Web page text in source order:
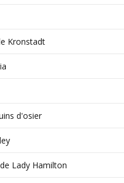
Kronstadt
d'osier
Lady Hamilton